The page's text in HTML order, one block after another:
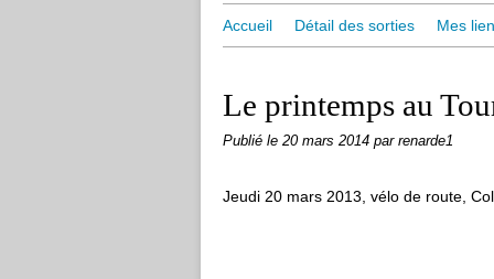
Accueil Détail des sorties Mes
Le printemps au
Publié le 20 mars 2014 par renarde1
Jeudi 20 mars 2013, vélo de route,